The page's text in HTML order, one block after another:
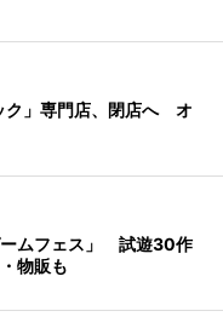
ク」専門店、閉店へ オ
ームフェス」 試遊30作
物販も